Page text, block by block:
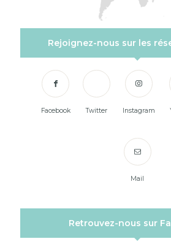
Rejoignez-nous sur les
Facebook Twitter Instagram
Mail
Retrouvez-nous sur